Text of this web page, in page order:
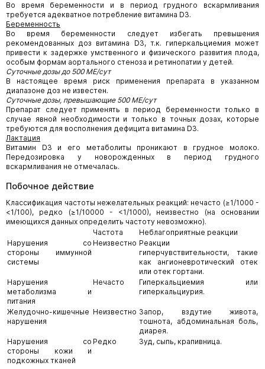
Во время беременности и в период грудного вскармливания
требуется адекватное потребление витамина D3.
Беременность
Во время беременности следует избегать превышения
рекомендованных доз витамина D3, т.к. гиперкальциемия может
привести к задержке умственного и физического развития плода,
особым формам аортального стеноза и ретинопатии у детей.
Суточные дозы до 500 МЕ/сут
В настоящее время риск применения препарата в указанном
диапазоне доз не известен.
Суточные дозы, превышающие 500 МЕ/сут
Препарат следует применять в период беременности только в
случае явной необходимости и только в точных дозах, которые
требуются для восполнения дефицита витамина D3.
Лактация
Витамин D3 и его метаболиты проникают в грудное молоко.
Передозировка у новорожденных в период грудного
вскармливания не отмечалась.
Побочное действие
Классификация частоты нежелательных реакций: нечасто (≥1/1000 -
<1/100), редко (≥1/10000 - <1/1000), неизвестно (на основании
имеющихся данных определить частоту невозможно).
Частота
Неблагоприятные реакции
Нарушения со
стороны иммунной
системы
Неизвестно Реакции
гиперчувствительности, такие
как ангионевротический отек
или отек гортани.
Нарушения
метаболизма и
питания
Нечасто
Гиперкальциемия или
гиперкальциурия.
Желудочно-кишечные
нарушения
Неизвестно Запор, вздутие живота,
тошнота, абдоминальная боль,
диарея.
Нарушения со
стороны кожи и
подкожных тканей
Редко Зуд, сыпь, крапивница.